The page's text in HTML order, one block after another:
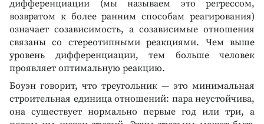
дифференциации (мы называем это регрессом,
возвратом к более ранним способам реагирования)
означает созависимость, а созависимые отношения
связаны со стереотипными реакциями. Чем выше
уровень дифференциации, тем больше человек
проявляет оптимальную реакцию.
Боуэн говорит, что треугольник — это минимальная
строительная единица отношений: пара неустойчива,
она существует нормально первые год или три, а